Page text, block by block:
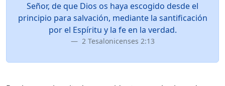
Señor, de que Dios os haya escogido desde el
principio para salvación, mediante la santificación
por el Espíritu y la fe en la verdad.
2 Tesalonicenses 2:13